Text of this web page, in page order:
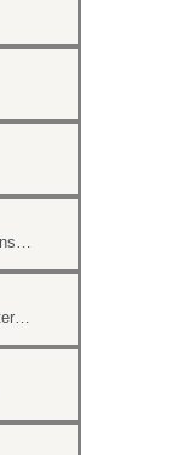
Supprimer en masse des versements dans la Trésorerie
Intégrer la charte graphique du Rotary International dans un site all-in-web